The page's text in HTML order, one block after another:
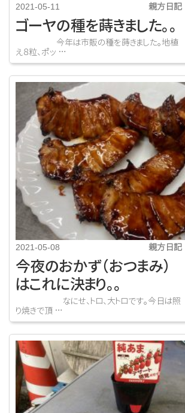
親方日記
2021-05-11
ゴーヤの種を蒔きました。。
今年は市販の種を蒔きました。地植
え８粒、ポッ …
親方日記
2021-05-08
今夜のおかず（おつまみ）
はこれに決まり。。
なにせ、トロ、大トロです。今日は照
り焼きで頂 …